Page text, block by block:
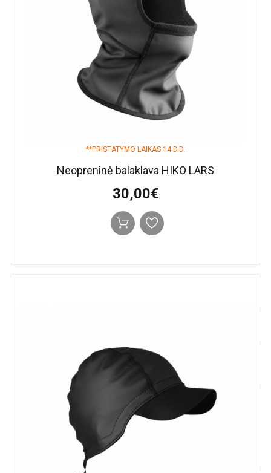
**PRISTATYMO LAIKAS 14 D.D.
Neopreninė balaklava HIKO LARS
30,00€